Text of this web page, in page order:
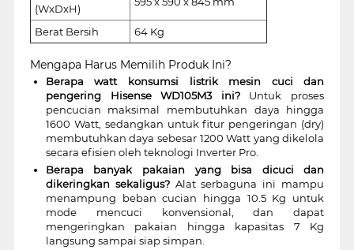
(WxDxH)
Berat Bersih 64 Kg
Mengapa Harus Memilih Produk Ini?
Berapa watt konsumsi listrik mesin cuci dan
pengering Hisense WD105M3 ini?Untuk proses
pencucian maksimal membutuhkan daya hingga
1600 Watt, sedangkan untuk fitur pengeringan (dry)
membutuhkan daya sebesar 1200 Watt yang dikelola
secara efisien oleh teknologi Inverter Pro.
Berapa banyak pakaian yang bisa dicuci dan
dikeringkan sekaligus?Alat serbaguna ini mampu
menampung beban cucian hingga 10.5 Kg untuk
mode mencuci konvensional, dan dapat
mengeringkan pakaian hingga kapasitas 7 Kg
langsung sampai siap simpan.